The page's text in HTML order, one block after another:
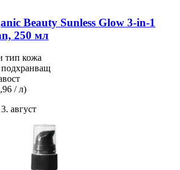
Beauty Sunless Glow 3-​in-​1
250 мл
тип кожа
подхранващ
/ л)
август